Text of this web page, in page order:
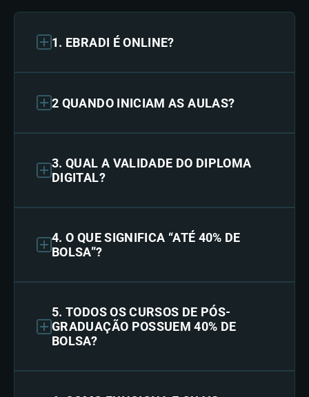
1. EBRADI É ONLINE?
2 QUANDO INICIAM AS AULAS?
3. QUAL A VALIDADE DO DIPLOMA
DIGITAL?
4. O QUE SIGNIFICA “ATÉ 40% DE
BOLSA”?
5. TODOS OS CURSOS DE PÓS-
GRADUAÇÃO POSSUEM 40% DE
BOLSA?